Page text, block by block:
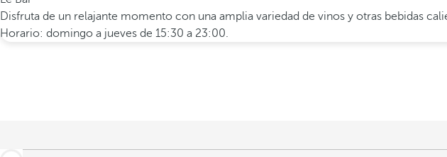
Disfruta de un relajante momento con una amplia variedad de vinos y otras bebidas
Horario: domingo a jueves de 15:30 a 23:00.